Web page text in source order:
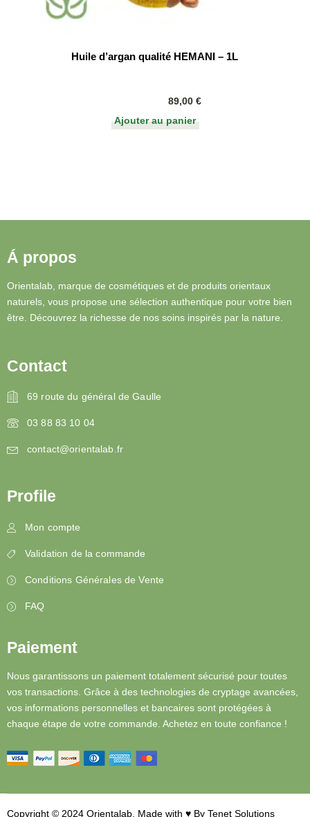
Huile d’argan qualité HEMANI – 1L
89,00 €
Ajouter au panier
Á propos
Orientalab, marque de cosmétiques et de produits orientaux
naturels, vous propose une sélection authentique pour votre bien
être. Découvrez la richesse de nos soins inspirés par la nature.
Contact
69 route du général de Gaulle
03 88 83 10 04
contact@orientalab.fr
Profile
Mon compte
Validation de la commande
Conditions Générales de Vente
FAQ
Paiement
Nous garantissons un paiement totalement sécurisé pour toutes
vos transactions. Grâce à des technologies de cryptage avancées,
vos informations personnelles et bancaires sont protégées à
chaque étape de votre commande. Achetez en toute confiance !
Copyright © 2024 Orientalab, Made with ♥︎ By Tenet Solutions